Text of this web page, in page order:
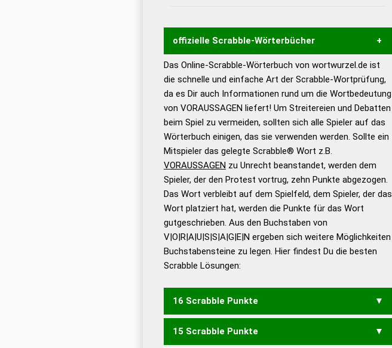
offizielle Scrabble-Wörterbücher
Wortwurzel liefert mit Hilfe eines semantischen
Wortanalyse-Algorithmus gute Anhaltspunkte zu
Wortbedeutung, Worttrennung und Wortform, um die
Gültigkeit eines Wortes für das Scrabble-Spiel zu
bestimmen! zugelassene Turnier Scrabble-
Wörterbücher sind:
Duden – Standardwerk in 12
Bänden
Duden – Richtiges und gutes
Deutsch
Duden – Die deutsche Grammatik
Duden – Deutsches
Universalwörterbuch
Das Online-Scrabble-Wörterbuch von wortwurzel.de ist
die schnelle und einfache Art der Scrabble-Wortprüfung,
da es Dir auch Informationen rund um die Wortbedeutung
von VORAUSSAGEN liefert! Um Streitereien und Debatten
beim Spiel zu vermeiden, sollten sich alle Spieler auf das
Wörterbuch einigen, das sie verwenden werden. Sollte ein
Mitspieler das gelegte Scrabble® Wort z.B.
VORAUSSAGEN zu Unrecht beanstandet, werden dem
Spieler, der den Protest vortrug, zehn Punkte abgezogen.
Das Wort verbleibt auf dem Spielfeld, dem Spieler, der das
Wort platziert hat, werden die Punkte für das Wort
gutgeschrieben. Aus den Buchstaben von
V|O|R|A|U|S|S|A|G|E|N ergeben sich weitere Möglichkeiten
Buchstabensteine zu legen. Hier findest Du die besten
Scrabble Lösungen:
16 Scrabble Punkte
VORSAGENS
15 Scrabble Punkte